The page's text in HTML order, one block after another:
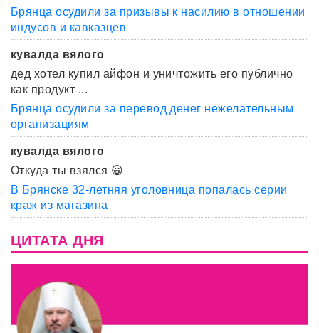
Брянца осудили за призывы к насилию в отношении
индусов и кавказцев
кувалда вялого
дед хотел купил айфон и уничтожить его публично
как продукт ...
Брянца осудили за перевод денег нежелательным
организациям
кувалда вялого
Откуда ты взялся 😀
В Брянске 32-летняя уголовница попалась серии
краж из магазина
ЦИТАТА ДНЯ